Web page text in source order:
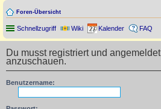
Foren-Übersicht
Schnellzugriff Wiki Kalender FAQ
Du musst registriert und
anzuschauen.
Benutzername: